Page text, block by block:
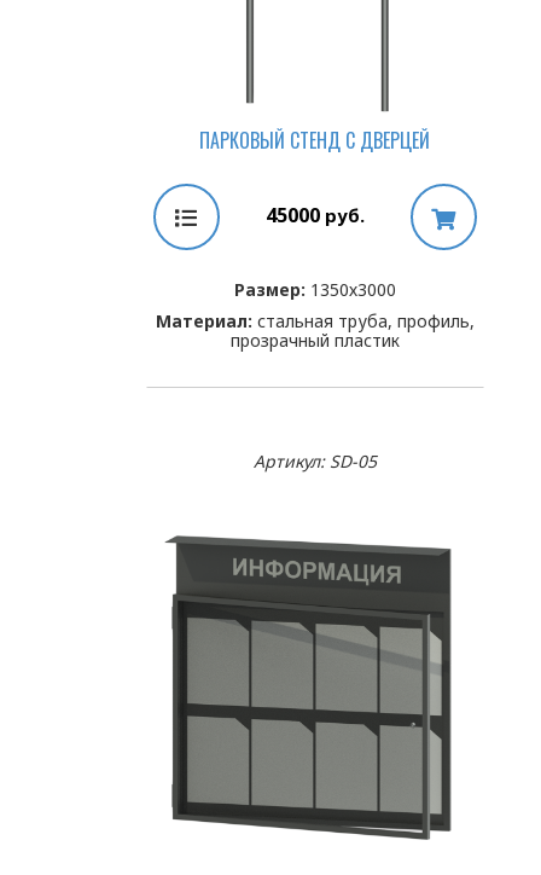
ПАРКОВЫЙ СТЕНД С ДВЕРЦЕЙ
45000руб.
Размер: 1350х3000
Материал: стальная труба, профиль,
прозрачный пластик
Артикул: SD-05